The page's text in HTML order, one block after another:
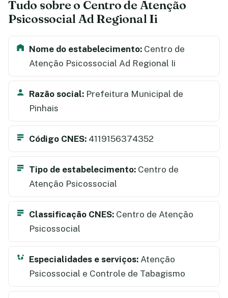
Tudo sobre o Centro de Atenção
Psicossocial Ad Regional Ii
Nome do estabelecimento: Centro de
Atenção Psicossocial Ad Regional Ii
Razão social: Prefeitura Municipal de
Pinhais
Código CNES: 4119156374352
Tipo de estabelecimento: Centro de
Atenção Psicossocial
Classificação CNES: Centro de Atenção
Psicossocial
Especialidades e serviços: Atenção
Psicossocial e Controle de Tabagismo